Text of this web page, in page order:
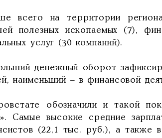
всего на территории
полезных ископаемых (7),
услуг (30 компаний).
денежный оборот
наименьший – в финансовой
обозначили и такой
Самые высокие средние
(22,1 тыс. руб.), а также в